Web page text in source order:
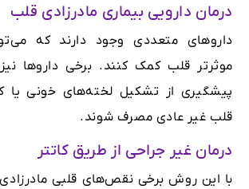
درمان دارویی بیماری مادرزادی قلب
داروهای متعددی وجود دارند که
موثرتر قلب کمک کنند. برخی داروها
پیشگیری از تشکیل لخته‌های خونی یا
قلب غیر عادی مصرف شوند.
درمان غیر جراحی از طریق کاتتر
با این روش برخی نقص‌های قلبی مادرزادی